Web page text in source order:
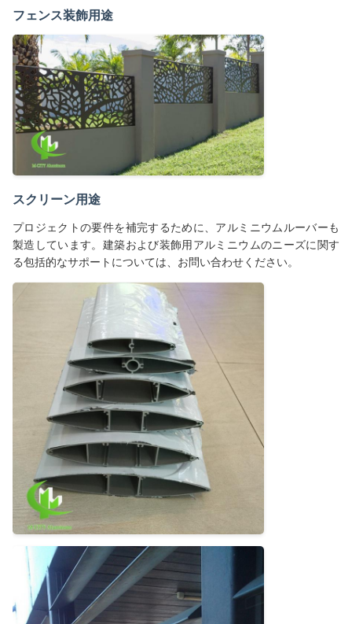
フェンス装飾用途
スクリーン用途
プロジェクトの要件を補完するために、アルミニウムルーバーも
製造しています。建築および装飾用アルミニウムのニーズに関す
る包括的なサポートについては、お問い合わせください。